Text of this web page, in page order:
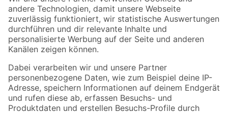
Folge uns
Zahlungsarten Versandarten